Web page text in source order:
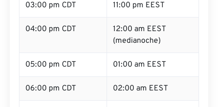
03:00 pm CDT 11:00 pm EEST
04:00 pm CDT
12:00 am EEST
(medianoche)
05:00 pm CDT 01:00 am EEST
06:00 pm CDT 02:00 am EEST